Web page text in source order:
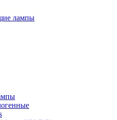
лампы